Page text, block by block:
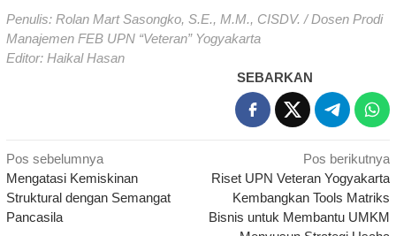
Penulis: Rolan Mart Sasongko, S.E., M.M., CISDV. / Dosen Prodi
Manajemen FEB UPN “Veteran” Yogyakarta
Editor: Haikal Hasan
SEBARKAN
Navigasi
pos
Pos sebelumnya
Mengatasi Kemiskinan
Struktural dengan Semangat
Pancasila
Pos berikutnya
Riset UPN Veteran Yogyakarta
Kembangkan Tools Matriks
Bisnis untuk Membantu UMKM